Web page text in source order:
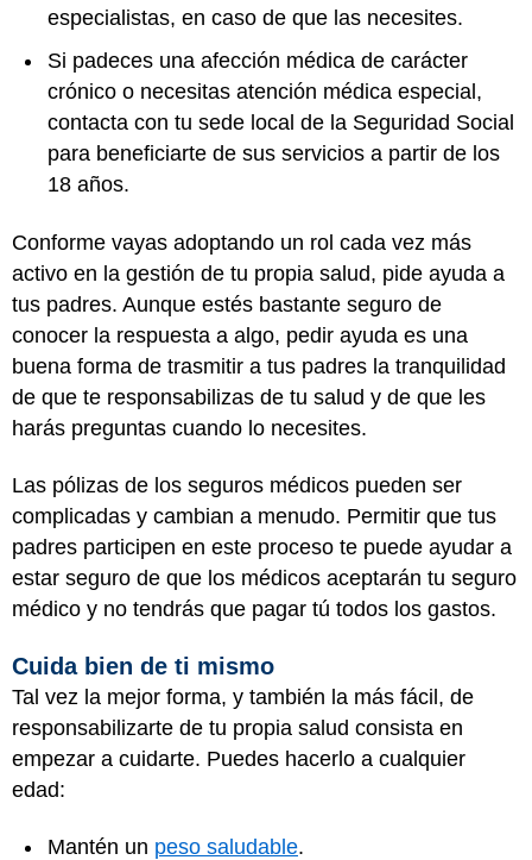
especialistas, en caso de que las necesites.
Si padeces una afección médica de carácter
crónico o necesitas atención médica especial,
contacta con tu sede local de la Seguridad Social
para beneficiarte de sus servicios a partir de los
18 años.
Conforme vayas adoptando un rol cada vez más
activo en la gestión de tu propia salud, pide ayuda a
tus padres. Aunque estés bastante seguro de
conocer la respuesta a algo, pedir ayuda es una
buena forma de trasmitir a tus padres la tranquilidad
de que te responsabilizas de tu salud y de que les
harás preguntas cuando lo necesites.
Las pólizas de los seguros médicos pueden ser
complicadas y cambian a menudo. Permitir que tus
padres participen en este proceso te puede ayudar a
estar seguro de que los médicos aceptarán tu seguro
médico y no tendrás que pagar tú todos los gastos.
Cuida bien de ti mismo
Tal vez la mejor forma, y también la más fácil, de
responsabilizarte de tu propia salud consista en
empezar a cuidarte. Puedes hacerlo a cualquier
edad:
Mantén un peso saludable.